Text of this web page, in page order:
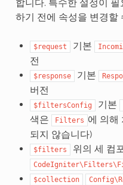
합니다. 특수한 설정이
하기 전에 속성을 변경할
$request 기본
전
$response 기본
버전
$filtersConfig 기본
색은
Filters 에 의해
되지 않습니다)
$filters 위의 세 컴
$collection